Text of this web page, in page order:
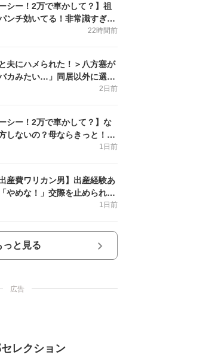
シー！2万で車かして？】祖
ンチ効いてる！非常識すぎ＜
コマ母道場
22時間前
夫にハメられた！＞八方塞が
カみたい…」同居以外に選択
第5話まんが】
2日前
シー！2万で車かして？】な
しないの？母ならきっと！＜
コマ母道場
1日前
産費ワリカン男】出産経験あ
やめな！」交際を止められ＜
コマ母道場
1日前
っと見る
広告
レクション